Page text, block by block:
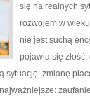
się na realnych
rozwojem w
nie jest suchą
pojawia się
sytuację: zmianę